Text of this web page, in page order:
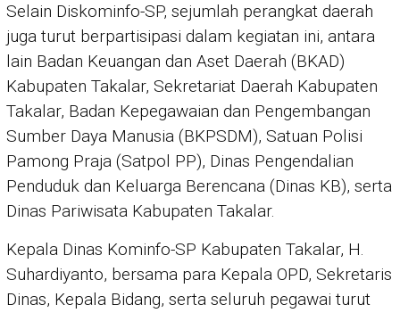
Selain Diskominfo-SP, sejumlah perangkat daerah
juga turut berpartisipasi dalam kegiatan ini, antara
lain Badan Keuangan dan Aset Daerah (BKAD)
Kabupaten Takalar, Sekretariat Daerah Kabupaten
Takalar, Badan Kepegawaian dan Pengembangan
Sumber Daya Manusia (BKPSDM), Satuan Polisi
Pamong Praja (Satpol PP), Dinas Pengendalian
Penduduk dan Keluarga Berencana (Dinas KB), serta
Dinas Pariwisata Kabupaten Takalar.
Kepala Dinas Kominfo-SP Kabupaten Takalar, H.
Suhardiyanto, bersama para Kepala OPD, Sekretaris
Dinas, Kepala Bidang, serta seluruh pegawai turut